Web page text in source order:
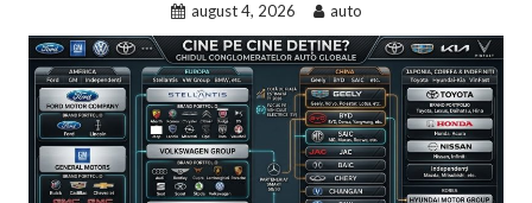
august 4, 2026 auto